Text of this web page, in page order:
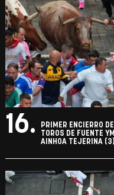
16.
PRIMER ENCIERRO
TOROS DE FUENTE
AINHOA TEJERINA (3)